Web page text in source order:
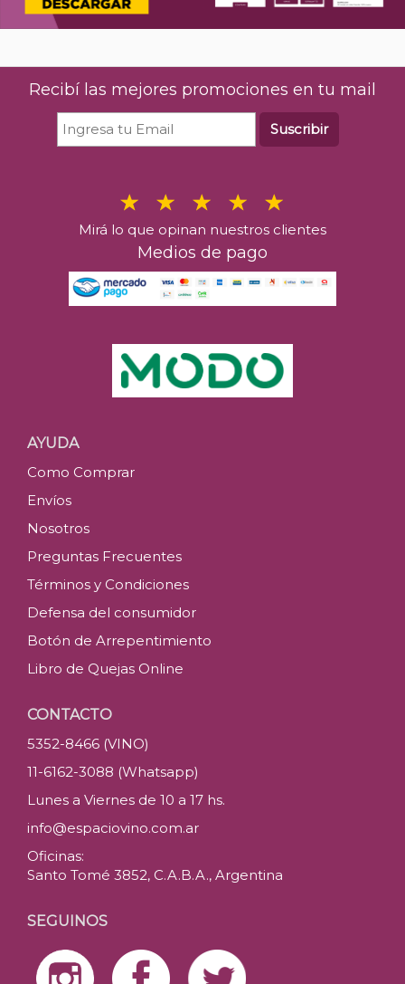
Recibí las mejores promociones en tu mail
Suscribir
Mirá lo que opinan nuestros clientes
Medios de pago
AYUDA
Como Comprar
Envíos
Nosotros
Preguntas Frecuentes
Términos y Condiciones
Defensa del consumidor
Botón de Arrepentimiento
Libro de Quejas Online
CONTACTO
5352-8466 (VINO)
11-6162-3088 (Whatsapp)
Lunes a Viernes de 10 a 17 hs.
info@espaciovino.com.ar
Oficinas:
Santo Tomé 3852, C.A.B.A., Argentina
SEGUINOS